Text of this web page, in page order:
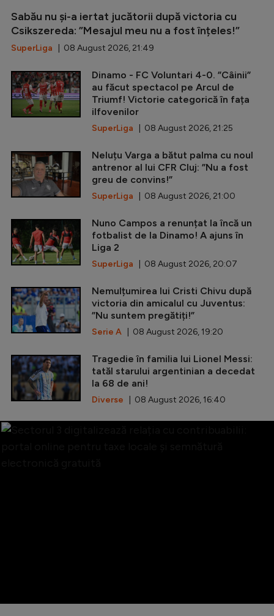
Sabău nu și-a iertat jucătorii după victoria cu
Csikszereda: ”Mesajul meu nu a fost înțeles!”
SuperLiga | 08 August 2026, 21:49
Dinamo - FC Voluntari 4-0. ”Câinii”
au făcut spectacol pe Arcul de
Triumf! Victorie categorică în fața
ilfovenilor
SuperLiga | 08 August 2026, 21:25
Neluțu Varga a bătut palma cu noul
antrenor al lui CFR Cluj: ”Nu a fost
greu de convins!”
SuperLiga | 08 August 2026, 21:00
Nuno Campos a renunțat la încă un
fotbalist de la Dinamo! A ajuns în
Liga 2
SuperLiga | 08 August 2026, 20:07
Nemulțumirea lui Cristi Chivu după
victoria din amicalul cu Juventus:
”Nu suntem pregătiți!”
Serie A | 08 August 2026, 19:20
Tragedie în familia lui Lionel Messi:
tatăl starului argentinian a decedat
la 68 de ani!
Diverse | 08 August 2026, 16:40